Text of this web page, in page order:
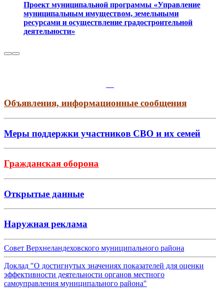
Проект муниципальной программы «Управление
муниципальным имуществом, земельными
ресурсами и осуществление градостроительной
деятельности»
Объявления, информационные сообщения
Меры поддержки участников СВО и их семей
Гражданская оборона
Открытые данные
Наружная реклама
Совет Верхнеландеховского муниципального района
Доклад "О достигнутых значениях показателей для оценки
эффективности деятельности органов местного
самоуправления муниципального района"